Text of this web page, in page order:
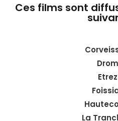
Ces films sont
Drom
Etrez
La